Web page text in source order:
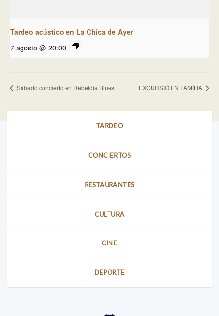
Tardeo acústico en La Chica de Ayer
7 agosto @ 20:00
Sábado concierto en Rebeldía Blues EXCURSIÓ EN FAMÍLIA
TARDEO
CONCIERTOS
RESTAURANTES
CULTURA
CINE
DEPORTE